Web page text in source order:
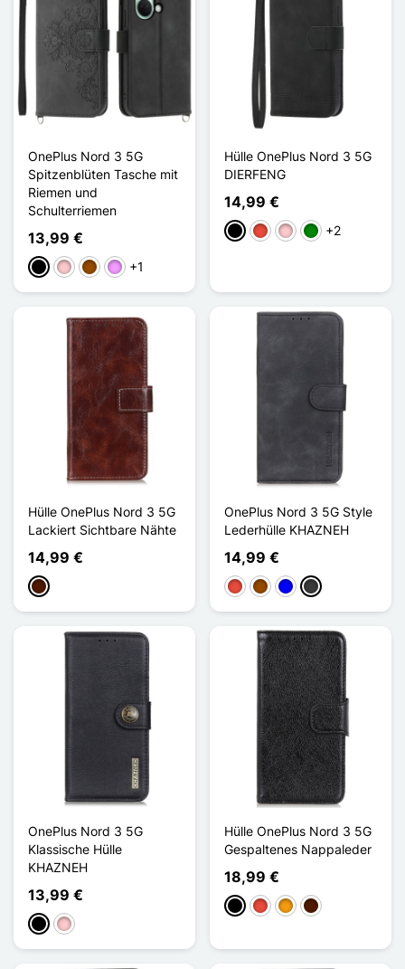
OnePlus Nord 3 5G
Spitzenblüten Tasche mit
Riemen und
Schulterriemen
13,99 €
Schwarz
PinkBraunHellviolett
+1
Hülle OnePlus Nord 3 5G
DIERFENG
14,99 €
Schwarz
Rot PinkGrün+2
Hülle OnePlus Nord 3 5G
Lackiert Sichtbare Nähte
14,99 €
Dunkelbraun
OnePlus Nord 3 5G Style
Lederhülle KHAZNEH
14,99 €
Rot BraunBlauDunkelgrau
OnePlus Nord 3 5G
Klassische Hülle
KHAZNEH
13,99 €
Schwarz
Pink
Hülle OnePlus Nord 3 5G
Gespaltenes Nappaleder
18,99 €
Schwarz
Rot OrangeDunkelbraun